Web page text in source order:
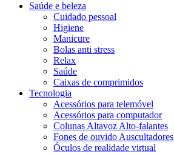
Saúde e beleza
Cuidado pessoal
Higiene
Manicure
Bolas anti stress
Relax
Saúde
Caixas de comprimidos
Tecnologia
Acessórios para telemóvel
Acessórios para computador
Colunas Altavoz Alto-falantes
Fones de ouvido Auscultadores
Óculos de realidade virtual